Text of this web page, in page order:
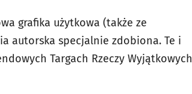
grafika użytkowa (także ze
autorska specjalnie zdobiona. Te i
Targach Rzeczy Wyjątkowych